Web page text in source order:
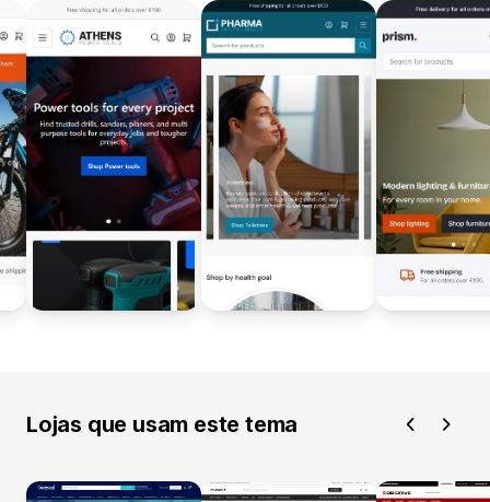
Lojas que usam este tema